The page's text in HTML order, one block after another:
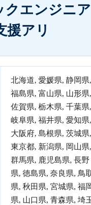
クエンジニ
援アリ
北海道, 愛媛県, 静岡県,
福島県, 富山県, 山形県,
佐賀県, 栃木県, 千葉県,
岐阜県, 福井県, 愛知県,
大阪府, 島根県, 茨城県,
東京都, 新潟県, 岡山県,
群馬県, 鹿児島県, 長野
県, 徳島県, 奈良県, 鳥
県, 秋田県, 宮城県, 福
県, 山口県, 青森県, 埼